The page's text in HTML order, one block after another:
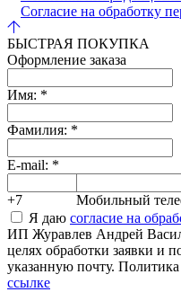
Согласие на обработку
БЫСТРАЯ ПОКУПКА
Оформление заказа
Имя: *
Фамилия: *
E-mail: *
+7 Мобильный
Я даю согласие на
ИП Журавлев Андрей
целях обработки заявки и
указанную почту.
ссылке